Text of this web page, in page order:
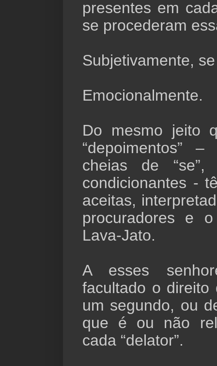
presentes em
se procederam
Subjetivamente,
Emocionalmente.
Do mesmo jeito
“depoimentos”
cheias de
condicionantes -
aceitas,
procuradores e
Lava-Jato.
A esses
facultado o
um segundo, ou
que é ou não
cada “delator”.